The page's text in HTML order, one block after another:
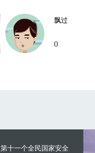
飘过
0
第十一个全民国家安全